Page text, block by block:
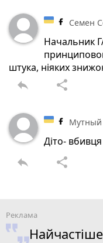
Семен
Начальник
штука, ніяких
reply share
Мутный
Діто- вбивця
reply share
Найчастіше